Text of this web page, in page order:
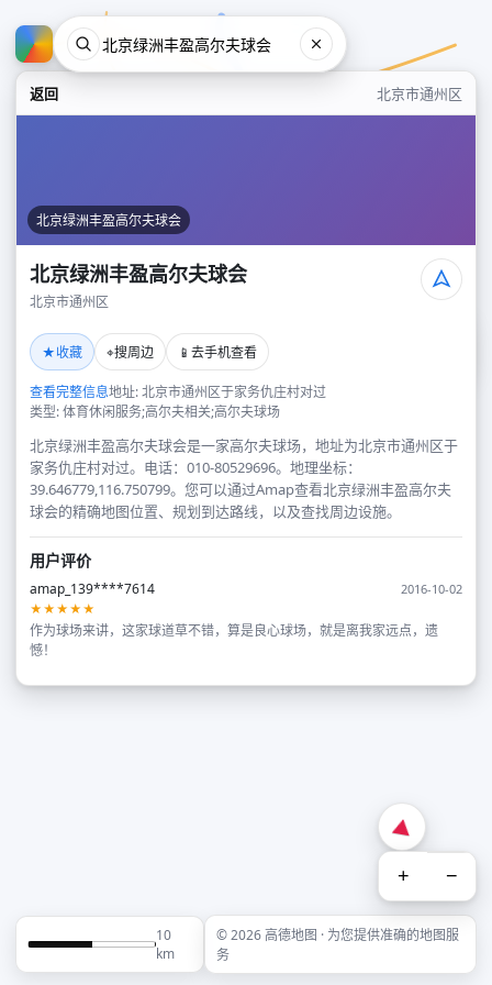
返回 北京市通州区
北京绿洲丰盈高尔夫球会
北京绿洲丰盈高尔夫球会
北京市通州区
★收藏 ⌖搜周边 📱 去手机查看
查看完整信息地址: 北京市通州区于家务仇庄村对过
类型: 体育休闲服务;高尔夫相关;高尔夫球场
北京绿洲丰盈高尔夫球会是一家高尔夫球场，地址为北京市通州区于
家务仇庄村对过。电话：010-80529696。地理坐标：
39.646779,116.750799。您可以通过Amap查看北京绿洲丰盈高尔夫
球会的精确地图位置、规划到达路线，以及查找周边设施。
用户评价
amap_139****7614
2016-10-02
★★★★★
作为球场来讲，这家球道草不错，算是良心球场，就是离我家远点，遗
憾！
+ −
10
km
© 2026 高德地图 · 为您提供准确的地图服
务